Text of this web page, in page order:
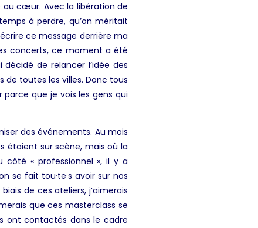
cœur. Avec la libération de
à perdre, qu’on méritait
ce message derrière ma
concerts, ce moment a été
de relancer l’idée des
de toutes les villes. Donc tous
que je vois les gens qui
des événements. Au mois
étaient sur scène, mais où la
côté « professionnel », il y a
se fait tou·te·s avoir sur nos
de ces ateliers, j’aimerais
que ces masterclass se
ont contactés dans le cadre